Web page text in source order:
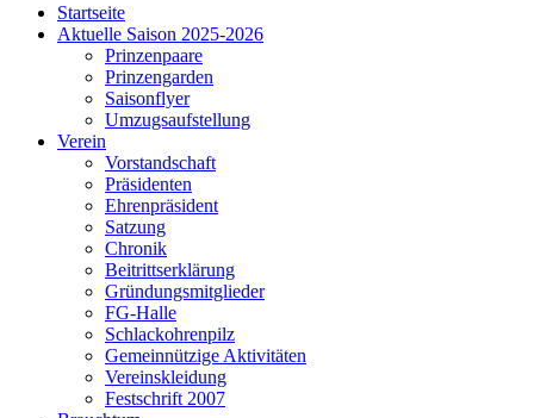
Startseite
Aktuelle Saison 2025-2026
Prinzenpaare
Prinzengarden
Saisonflyer
Umzugsaufstellung
Verein
Vorstandschaft
Präsidenten
Ehrenpräsident
Satzung
Chronik
Beitrittserklärung
Gründungsmitglieder
FG-Halle
Schlackohrenpilz
Gemeinnützige Aktivitäten
Vereinskleidung
Festschrift 2007